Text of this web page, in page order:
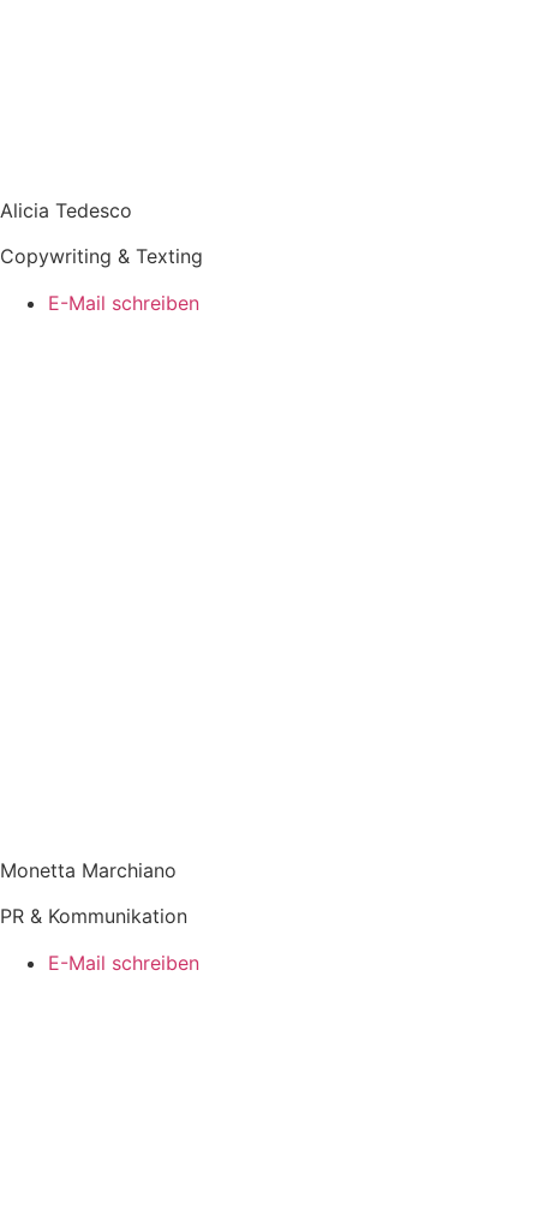
Alicia Tedesco
Copywriting & Texting
E-Mail schreiben
Monetta Marchiano
PR & Kommunikation
E-Mail schreiben